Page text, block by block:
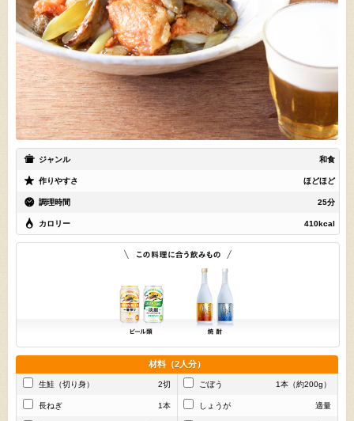
ジャンル 和食
作りやすさ ほどほど
調理時間 25分
カロリー 410kcal
材料（2人分）
生鮭（切り身） 2切 ごぼう 1本（約200g）
長ねぎ 1本 しょうが 適量